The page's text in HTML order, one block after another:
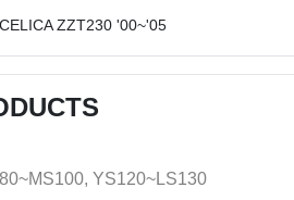
CELICA ZZT230 '00~'05
YS120~LS130